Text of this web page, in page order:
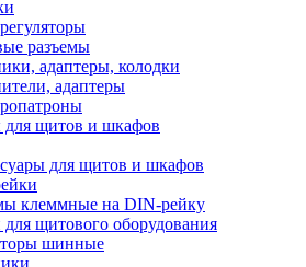
разъемы
адаптеры, колодки
адаптеры
для щитов и шкафов
для щитов и шкафов
клеммные на DIN-рейку
для щитового оборудования
шинные